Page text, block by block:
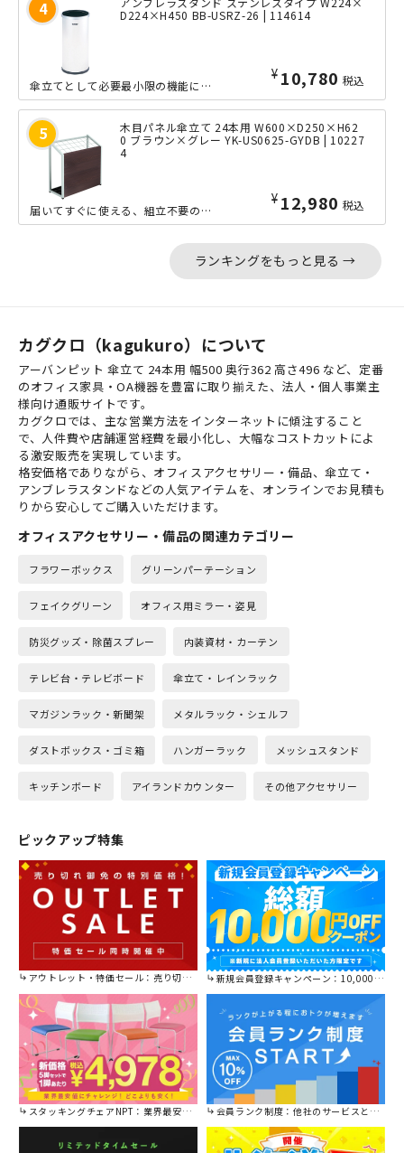
D224×H450 BB-USRZ-26 | 114614
¥ 10,780 税込
傘立てとして必要最小限の機能に、高級感を持ち合わせた国産傘立てです。こちらは、約...
木目パネル傘立て 24本用 W600×D250×H62
0 ブラウン×グレー YK-US0625-GYDB | 10227
4
¥ 12,980 税込
届いてすぐに使える、組立不要の24本用傘立てです。木目調転写の前板を付けることで...
ランキングをもっと見る →
カグクロ（kagukuro）について
アーバンピット 傘立て 24本用 幅500 奥行362 高さ496 など、定番
のオフィス家具・OA機器を豊富に取り揃えた、法人・個人事業主
様向け通販サイトです。
カグクロでは、主な営業方法をインターネットに傾注すること
で、人件費や店舗運営経費を最小化し、大幅なコストカットによ
る激安販売を実現しています。
格安価格でありながら、オフィスアクセサリー・備品、傘立て・
アンブレラスタンドなどの人気アイテムを、オンラインでお見積も
りから安心してご購入いただけます。
オフィスアクセサリー・備品の関連カテゴリー
フラワーボックス グリーンパーテーション
フェイクグリーン オフィス用ミラー・姿見
防災グッズ・除菌スプレー 内装資材・カーテン
テレビ台・テレビボード 傘立て・レインラック
マガジンラック・新聞架 メタルラック・シェルフ
ダストボックス・ゴミ箱 ハンガーラック メッシュスタンド
キッチンボード アイランドカウンター その他アクセサリー
ピックアップ特集
アウトレット・特価セール：売り切れ御免の特別価格！ 新規会員登録キャンペーン：10,000円OFFクーポン進呈中！
スタッキングチェアNPT：業界最安値に挑戦！ 会員ランク制度：他社のサービスと比較してください。